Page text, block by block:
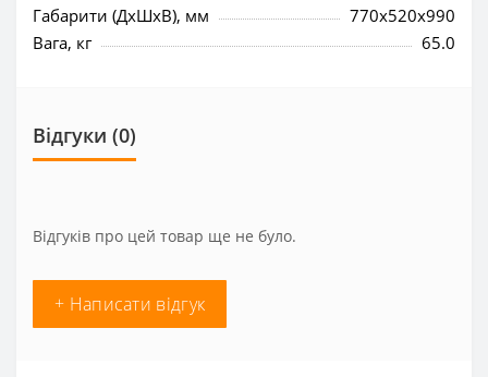
Габарити (ДхШхВ), мм
770x520x990
Вага, кг
65.0
Відгуки (0)
Відгуків про цей товар ще не було.
+ Написати відгук